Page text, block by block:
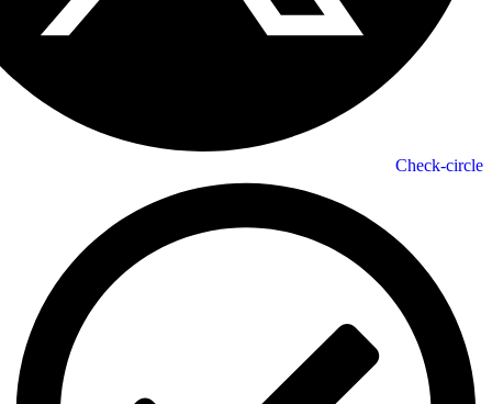
Check-circle